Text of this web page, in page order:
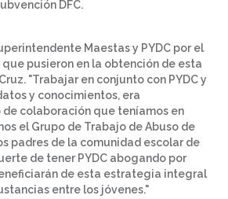
DFC.
Maestas y PYDC por el
pusieron en la obtención de esta
"Trabajar en conjunto con PYDC y
y conocimientos, era
colaboración que teníamos en
el Grupo de Trabajo de Abuso de
padres de la comunidad escolar de
de tener PYDC abogando por
de esta estrategia integral
entre los jóvenes."